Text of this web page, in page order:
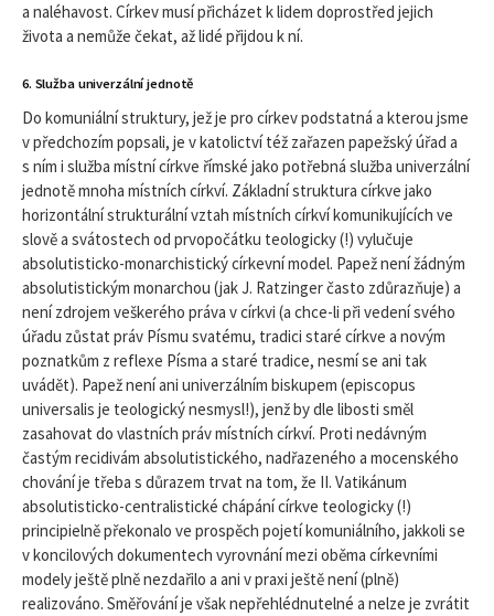
a naléhavost. Církev musí přicházet k lidem doprostřed jejich
života a nemůže čekat, až lidé přijdou k ní.
6. Služba univerzální jednotě
Do komuniální struktury, jež je pro církev podstatná a kterou jsme
v předchozím popsali, je v katolictví též zařazen papežský úřad a
s ním i služba místní církve římské jako potřebná služba univerzální
jednotě mnoha místních církví. Základní struktura církve jako
horizontální strukturální vztah místních církví komunikujících ve
slově a svátostech od prvopočátku teologicky (!) vylučuje
absolutisticko-monarchistický církevní model. Papež není žádným
absolutistickým monarchou (jak J. Ratzinger často zdůrazňuje) a
není zdrojem veškerého práva v církvi (a chce-li při vedení svého
úřadu zůstat práv Písmu svatému, tradici staré církve a novým
poznatkům z reflexe Písma a staré tradice, nesmí se ani tak
uvádět). Papež není ani univerzálním biskupem (episcopus
universalis je teologický nesmysl!), jenž by dle libosti směl
zasahovat do vlastních práv místních církví. Proti nedávným
častým recidivám absolutistického, nadřazeného a mocenského
chování je třeba s důrazem trvat na tom, že II. Vatikánum
absolutisticko-centralistické chápání církve teologicky (!)
principielně překonalo ve prospěch pojetí komuniálního, jakkoli se
v koncilových dokumentech vyrovnání mezi oběma církevními
modely ještě plně nezdařilo a ani v praxi ještě není (plně)
realizováno. Směřování je však nepřehlédnutelné a nelze je zvrátit